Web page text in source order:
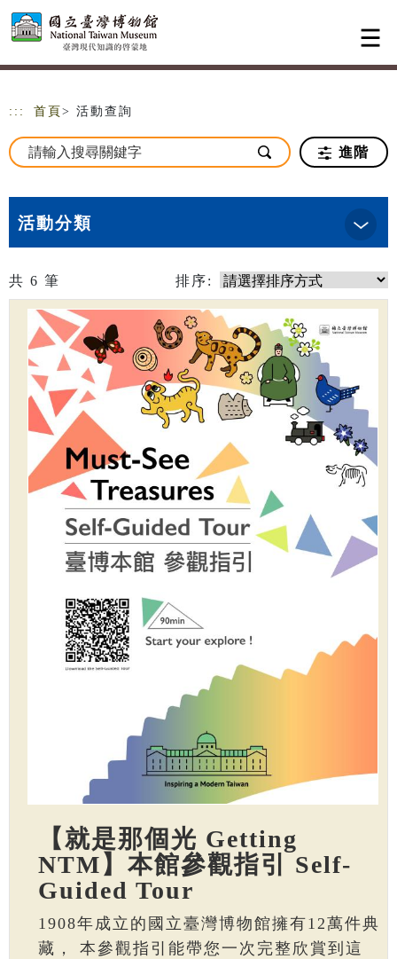
跳到主要內容
網站導覽
::: 首頁 > 活動查詢
進階
活動分類
共 6 筆 排序:
【就是那個光 Getting
NTM】本館參觀指引 Self-
Guided Tour
1908年成立的國立臺灣博物館擁有12萬件典
藏， 本參觀指引能帶您一次完整欣賞到這